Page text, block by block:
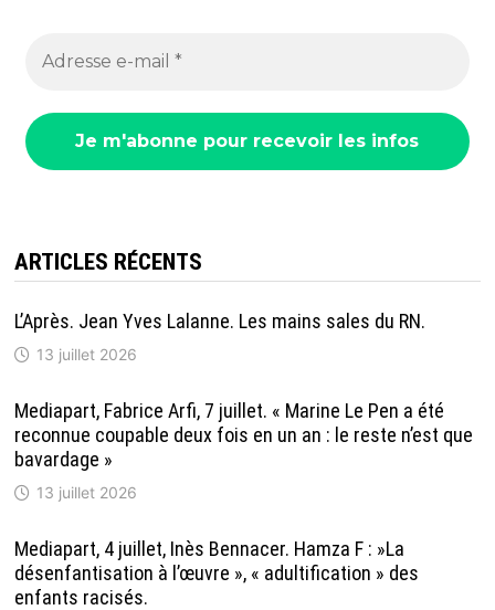
ARTICLES RÉCENTS
L’Après. Jean Yves Lalanne. Les mains sales du RN.
13 juillet 2026
Mediapart, Fabrice Arfi, 7 juillet. « Marine Le Pen a été
reconnue coupable deux fois en un an : le reste n’est que
bavardage »
13 juillet 2026
Mediapart, 4 juillet, Inès Bennacer. Hamza F : »La
désenfantisation à l’œuvre », « adultification » des
enfants racisés.